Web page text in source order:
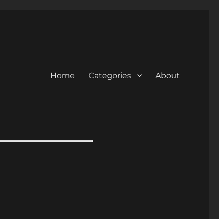
Home Categories About